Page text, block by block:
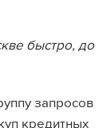
быстро, до
запросов
кредитных